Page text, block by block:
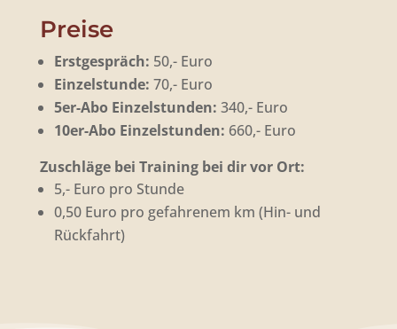
Preise
Erstgespräch: 50,- Euro
Einzelstunde: 70,- Euro
5er-Abo Einzelstunden: 340,- Euro
10er-Abo Einzelstunden: 660,- Euro
Zuschläge bei Training bei dir vor Ort:
5,- Euro pro Stunde
0,50 Euro pro gefahrenem km (Hin- und
Rückfahrt)